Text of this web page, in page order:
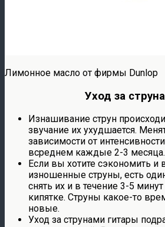
Лимонное масло от фирмы Dunlop
Уход за
Изнашивание струн
звучание их ухудшается.
зависимости от
всреднем каждые 2-3 месяца.
Если вы хотите сэкономить и
изношенные струны, есть
снять их и в течение 3-5
кипятке. Струны какое-то
новые.
Уход за струнами гитары